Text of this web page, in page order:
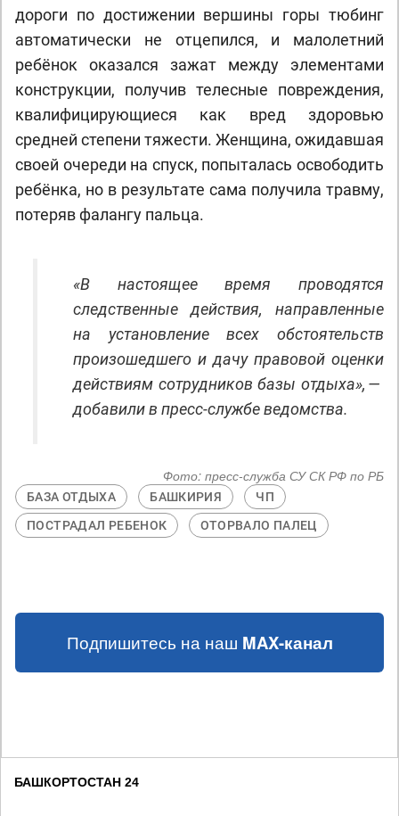
дороги по достижении вершины горы тюбинг
автоматически не отцепился, и малолетний
ребёнок оказался зажат между элементами
конструкции, получив телесные повреждения,
квалифицирующиеся как вред здоровью
средней степени тяжести. Женщина, ожидавшая
своей очереди на спуск, попыталась освободить
ребёнка, но в результате сама получила травму,
потеряв фалангу пальца.
«В настоящее время проводятся
следственные действия, направленные
на установление всех обстоятельств
произошедшего и дачу правовой оценки
действиям сотрудников базы отдыха», —
добавили в пресс-службе ведомства.
Фото: пресс-служба СУ СК РФ по РБ
БАЗА ОТДЫХА БАШКИРИЯ
ЧП
ПОСТРАДАЛ РЕБЕНОК
ОТОРВАЛО ПАЛЕЦ
Подпишитесь на наш MAX-канал
БАШКОРТОСТАН 24